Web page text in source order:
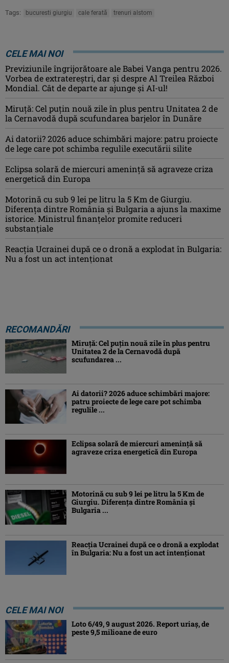
Tags: bucuresti giurgiu cale ferată trenuri alstom
CELE MAI NOI
Previziunile îngrijorătoare ale Babei Vanga pentru 2026.
Vorbea de extratereștri, dar și despre Al Treilea Război
Mondial. Cât de departe ar ajunge și AI-ul!
Miruță: Cel puțin nouă zile în plus pentru Unitatea 2 de
la Cernavodă după scufundarea barjelor în Dunăre
Ai datorii? 2026 aduce schimbări majore: patru proiecte
de lege care pot schimba regulile executării silite
Eclipsa solară de miercuri ameninţă să agraveze criza
energetică din Europa
Motorină cu sub 9 lei pe litru la 5 Km de Giurgiu.
Diferența dintre România și Bulgaria a ajuns la maxime
istorice. Ministrul finanțelor promite reduceri
substanțiale
Reacția Ucrainei după ce o dronă a explodat în Bulgaria:
Nu a fost un act intenționat
RECOMANDĂRI
Miruță: Cel puțin nouă zile în plus pentru
Unitatea 2 de la Cernavodă după
scufundarea ...
Ai datorii? 2026 aduce schimbări majore:
patru proiecte de lege care pot schimba
regulile ...
Eclipsa solară de miercuri ameninţă să
agraveze criza energetică din Europa
Motorină cu sub 9 lei pe litru la 5 Km de
Giurgiu. Diferența dintre România și
Bulgaria ...
Reacția Ucrainei după ce o dronă a explodat
în Bulgaria: Nu a fost un act intenționat
CELE MAI NOI
Loto 6/49, 9 august 2026. Report uriaș, de
peste 9,5 milioane de euro